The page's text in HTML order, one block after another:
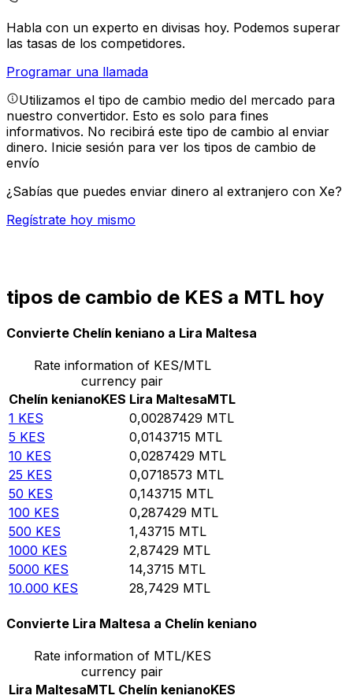
Habla con un experto en divisas hoy. Podemos superar
las tasas de los competidores.
Programar una llamada
Utilizamos el tipo de cambio medio del mercado para
nuestro convertidor. Esto es solo para fines
informativos. No recibirá este tipo de cambio al enviar
dinero. Inicie sesión para ver los tipos de cambio de
envío
¿Sabías que puedes enviar dinero al extranjero con Xe?
Regístrate hoy mismo
tipos de cambio de KES a MTL hoy
Convierte Chelín keniano a Lira Maltesa
Rate information of KES/MTL
currency pair
Chelín kenianoKES Lira MaltesaMTL
1 KES 0,00287429 MTL
5 KES 0,0143715 MTL
10 KES 0,0287429 MTL
25 KES 0,0718573 MTL
50 KES 0,143715 MTL
100 KES 0,287429 MTL
500 KES 1,43715 MTL
1000 KES 2,87429 MTL
5000 KES 14,3715 MTL
10.000 KES 28,7429 MTL
Convierte Lira Maltesa a Chelín keniano
Rate information of MTL/KES
currency pair
Lira MaltesaMTL Chelín kenianoKES